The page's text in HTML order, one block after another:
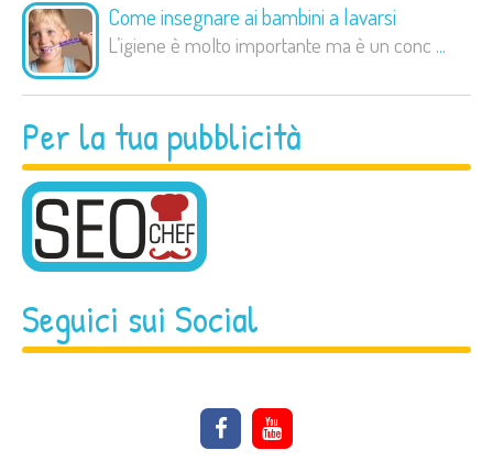
Come insegnare ai bambini a lavarsi
L’igiene è molto importante ma è un conc ...
Per la tua pubblicità
Seguici sui Social